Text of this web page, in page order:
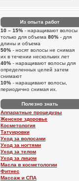
Из опыта работ
10 – 15% - наращивают волосы
только для объема 80% - для
длины и объема
50% - носят волосы не снимая
их в течении нескольких лет
40% - наращивают волосы для
определенных целей затем
снимают
10% - наращивают волосы,
периодично снимая их.
Полезно знать
Аппаратные процедуры
Женское здоровье
Косметология
Татуировки
Уход за волосами
Уход за ногтями
Уход за телом
Уход за лицом
Масла в косметологии
Фитнес
Массаж и СПА